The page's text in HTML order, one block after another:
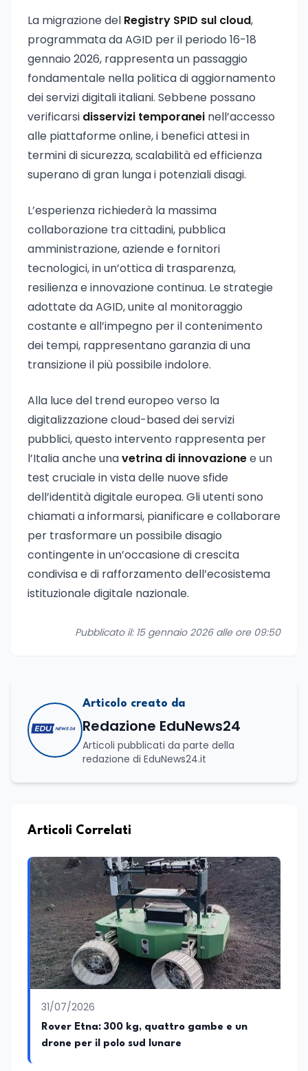
La migrazione del Registry SPID sul cloud,
programmata da AGID per il periodo 16-18
gennaio 2026, rappresenta un passaggio
fondamentale nella politica di aggiornamento
dei servizi digitali italiani. Sebbene possano
verificarsi disservizi temporanei nell’accesso
alle piattaforme online, i benefici attesi in
termini di sicurezza, scalabilità ed efficienza
superano di gran lunga i potenziali disagi.
L’esperienza richiederà la massima
collaborazione tra cittadini, pubblica
amministrazione, aziende e fornitori
tecnologici, in un’ottica di trasparenza,
resilienza e innovazione continua. Le strategie
adottate da AGID, unite al monitoraggio
costante e all’impegno per il contenimento
dei tempi, rappresentano garanzia di una
transizione il più possibile indolore.
Alla luce del trend europeo verso la
digitalizzazione cloud-based dei servizi
pubblici, questo intervento rappresenta per
l’Italia anche unavetrina di innovazionee un
test cruciale in vista delle nuove sfide
dell’identità digitale europea. Gli utenti sono
chiamati a informarsi, pianificare e collaborare
per trasformare un possibile disagio
contingente in un’occasione di crescita
condivisa e di rafforzamento dell’ecosistema
istituzionale digitale nazionale.
Pubblicato il: 15 gennaio 2026 alle ore 09:50
Articolo creato da
Redazione EduNews24
Articoli pubblicati da parte della
redazione di EduNews24.it
Articoli Correlati
31/07/2026
Rover Etna: 300 kg, quattro gambe e un
drone per il polo sud lunare